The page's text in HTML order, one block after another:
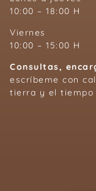
10:00 – 18:00 H
Viernes
10:00 – 15:00 H
Consultas,
escríbeme con
tierra y el tiempo